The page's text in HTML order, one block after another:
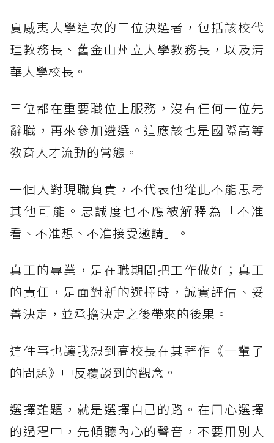
夏威夷大學這次的三位決選者，包括該校代
理教務長、舊金山州立大學教務長，以及清
華大學校長。
三位都在重要職位上服務，沒有任何一位先
辭職，再來參加遴選。這應該也是國際高等
教育人才流動的常態。
一個人對現職負責，不代表他從此不能思考
其他可能。忠誠度也不應被解釋為「不准
看、不准想、不准接受邀請」。
真正的專業，是在職期間把工作做好；真正
的責任，是面對新的選擇時，誠實評估、妥
善決定，並承擔決定之後帶來的後果。
這件事也讓我想到高校長在其著作《一輩子
的問題》中反覆談到的觀念。
選擇難題，就是選擇自己的路。在用心選擇
的過程中，先傾聽內心的聲音，不要用別人